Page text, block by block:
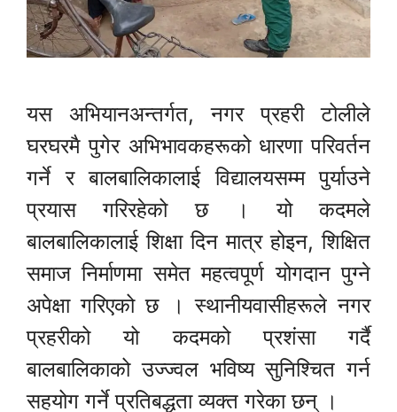
यस अभियानअन्तर्गत, नगर प्रहरी टोलीले
घरघरमै पुगेर अभिभावकहरूको धारणा परिवर्तन
गर्ने र बालबालिकालाई विद्यालयसम्म पुर्याउने
प्रयास गरिरहेको छ । यो कदमले
बालबालिकालाई शिक्षा दिन मात्र होइन, शिक्षित
समाज निर्माणमा समेत महत्वपूर्ण योगदान पुग्ने
अपेक्षा गरिएको छ । स्थानीयवासीहरूले नगर
प्रहरीको यो कदमको प्रशंसा गर्दै
बालबालिकाको उज्ज्वल भविष्य सुनिश्चित गर्न
सहयोग गर्ने प्रतिबद्धता व्यक्त गरेका छन् ।